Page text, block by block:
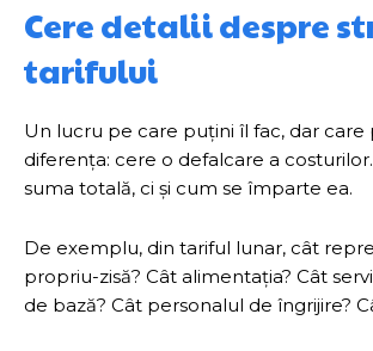
Cere detalii despre
tarifului
Un lucru pe care puțini îl fac, dar care
diferența: cere o defalcare a
suma totală, ci și cum se împarte ea.
De exemplu, din tariful lunar, cât
propriu-zisă? Cât alimentația? Cât
de bază? Cât personalul de îngrijire?